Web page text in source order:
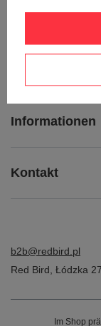
Kontakt
Informationen
Kontakt
b2b@redbird.pl
Red Bird Łódzka
Im Shop